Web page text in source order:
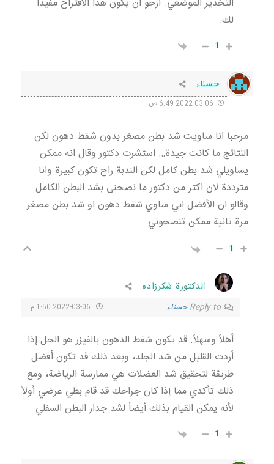
التخدير الموضعي. أرجو أن يكون هذا الاقتراح مفيداً
لك.
1
حسناء
مرحبا انا ساويت شد بطن مصغر بدون شفط دهون لكن
النتائج ما كانت جيدة… استشرت دكتور وقال انه ممكن
يساويلي شد بطن كامل لكن الندبة راح تكون كبيرة وانا
مترددة لان اكتر من دكتور ما نصحني بشد البطن الكامل
وقالو ان الأفضل اني ساوي شفط دهون او شد بطن مصغر
مرة تانية ممكن تنصحوني
1
الدكتورة شكرزاده
Reply to حسناء
أهلاً وسهلاً. قد يكون شفط الدهون بالفيزر هو الحل إذا
أردت القليل من شد الجلد، وبعد ذلك قد تكون أفضل
طريقة لتحقيق شد العضلات هي ممارسة الرياضة، ومع
ذلك تأكدي مما إذا كان جراحك قد قام بطي عرضي أولاً
لأنه يمكن القيام بذلك أيضاً لشد جدار البطن السفلي.
1